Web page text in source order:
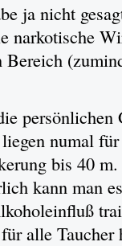
ja nicht
narkotische
Bereich
persönlichen
numal
bis 40 m.
kann man
alle Taucher